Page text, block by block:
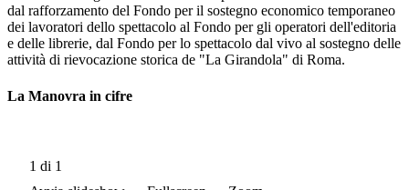
dal rafforzamento del Fondo per il sostegno economico temporaneo
dei lavoratori dello spettacolo al Fondo per gli operatori dell'editoria
e delle librerie, dal Fondo per lo spettacolo dal vivo al sostegno delle
attività di rievocazione storica de "La Girandola" di Roma.
La Manovra in cifre
1 di 1